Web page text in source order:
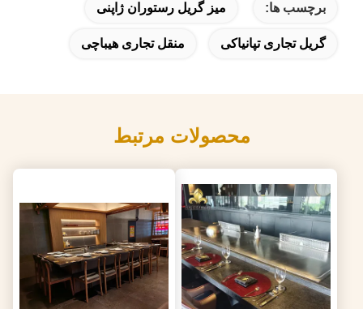
برچسب ها: میز گریل رستوران ژاپنی
گریل تجاری تپانیاکی منقل تجاری هیباچی
محصولات مرتبط